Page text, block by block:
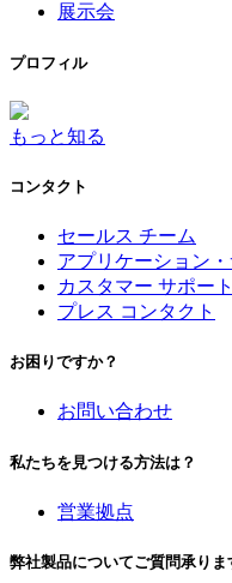
展示会
プロフィル
もっと知る
コンタクト
セールス チーム
アプリケーション・
カスタマー サポート
プレス コンタクト
お困りですか？
お問い合わせ
私たちを見つける方法は？
営業拠点
弊社製品についてご質問承り